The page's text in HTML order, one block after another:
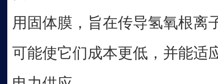
用固体膜，旨在传导氢氧根离
可能使它们成本更低，并能适